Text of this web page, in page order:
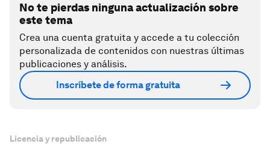
No te pierdas ninguna actualización sobre
este tema
Crea una cuenta gratuita y accede a tu colección
personalizada de contenidos con nuestras últimas
publicaciones y análisis.
Inscríbete de forma gratuita
Licencia y republicación